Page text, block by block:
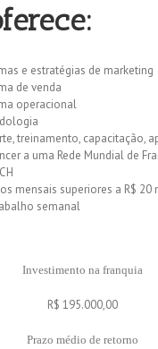
e estratégias de marketing
de venda
operacional
treinamento, capacitação,
a uma Rede Mundial de
mensais superiores a R$ 20
semanal
Investimento na franquia
R$ 195.000,00
Prazo médio de retorno